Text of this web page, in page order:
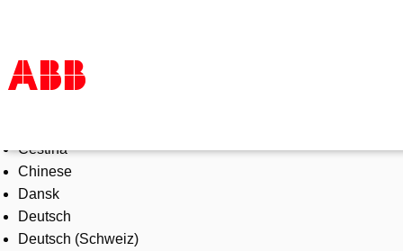
Productos & Soluciones
Industrias
Servicios
Sobre ABB
Dónde comprar
Čeština
Chinese
Dansk
Deutsch
Deutsch (Schweiz)